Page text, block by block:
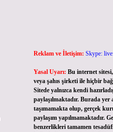
Reklam ve İletişim: Skype:
Yasal Uyarı: Bu internet
veya şahıs şirketi ile hiçbir
Sitede yalnızca kendi
paylaşılmaktadır. Burada
taşımamakta olup, gerçek
paylaşım yapılmamaktadır.
benzerlikleri tamamen